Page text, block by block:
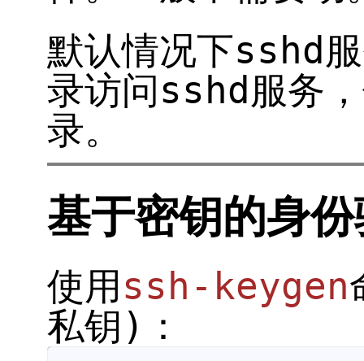
默认情况下sshd
录访问sshd服务
录。
基于密钥的身
使用 ssh-keygen
私钥)：